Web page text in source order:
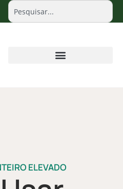
ELEVADO